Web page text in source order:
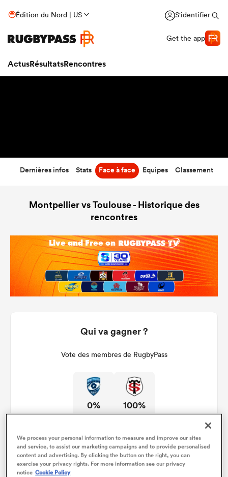
Édition du Nord | US S'identifier
Get the app
ActusRésultatsRencontres
Dernières infos Stats Face à face Equipes Classement
Montpellier vs Toulouse - Historique des
rencontres
Qui va gagner ?
Vote des membres de RugbyPass
0% 100%
We process your personal information to measure and improve our sites
and service, to assist our marketing campaigns and to provide personalised
content and advertising. By clicking the button on the right, you can
exercise your privacy rights. For more information see our privacy
notice Cookie Policy